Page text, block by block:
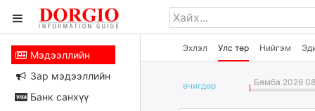
Эхлэл Улс төр Нийгэм
Мэдээллийн
Зар мэдээллийн
Банк санхүү
өчигдѳр Бямба 2026